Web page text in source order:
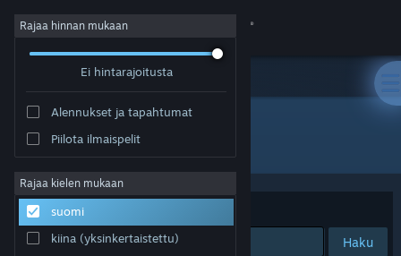
Kirjaudu sisään
Tietoa
Tuki
Rajaa hinnan mukaan
Ei hintarajoitusta
Alennukset ja tapahtumat
Piilota ilmaispelit
Rajaa kielen mukaan
suomi
kiina (yksinkertaistettu)
Julkaisija: Hittite Games
Järjestelyperuste
Haku